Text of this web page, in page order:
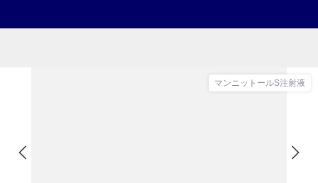
マンニットールS注射液